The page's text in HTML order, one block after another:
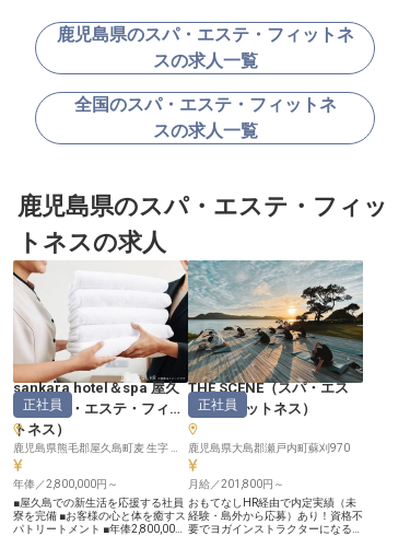
鹿児島県のスパ・エステ・フィットネ
スの求人一覧
全国のスパ・エステ・フィットネ
スの求人一覧
鹿児島県のスパ・エステ・フィッ
トネスの求人
sankara hotel＆spa 屋久
島（スパ・エステ・フィッ
トネス ）
正社員
年俸／2,800,000円～
■屋久島での新生活を応援する社員
寮を完備 ■お客様の心と体を癒すス
パトリートメント ■年俸2,800,000
THE SCENE（スパ・エス
テ・フィットネス ）
正社員
鹿児島県大島郡瀬戸内町蘇刈970
月給／201,800円～
おもてなしHR経由で内定実績（未
経験・島外から応募）あり！資格不
要でヨガインストラクターになるチ